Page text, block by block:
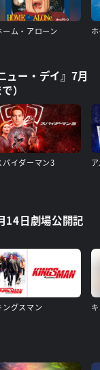
ーム・アローン
ュー・デイ』7月
）
パイダーマン3
14日劇場公開記
ングスマン